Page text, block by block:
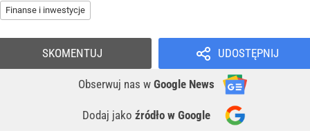
Finanse i inwestycje
UDOSTĘPNIJ
Obserwuj nas w Google News
Dodaj jako źródło w Google
SKOMENTUJ